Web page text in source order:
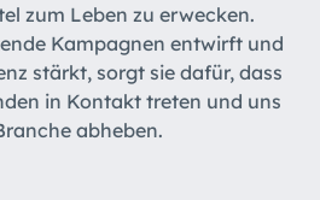
zum Leben zu erwecken.
Kampagnen entwirft und
stärkt, sorgt sie dafür, dass
in Kontakt treten und uns
abheben.